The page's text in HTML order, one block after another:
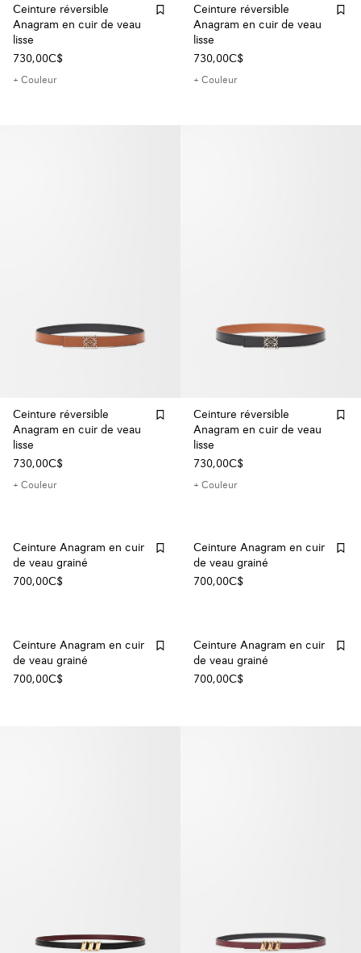
Ceinture réversible
Anagram en cuir de veau
lisse
730,00C$
+ Couleur
Ceinture réversible
Anagram en cuir de veau
lisse
730,00C$
+ Couleur
Ceinture réversible
Anagram en cuir de veau
lisse
730,00C$
+ Couleur
Ceinture réversible
Anagram en cuir de veau
lisse
730,00C$
+ Couleur
Ceinture Anagram en cuir
de veau grainé
700,00C$
Ceinture Anagram en cuir
de veau grainé
700,00C$
Ceinture Anagram en cuir
de veau grainé
700,00C$
Ceinture Anagram en cuir
de veau grainé
700,00C$